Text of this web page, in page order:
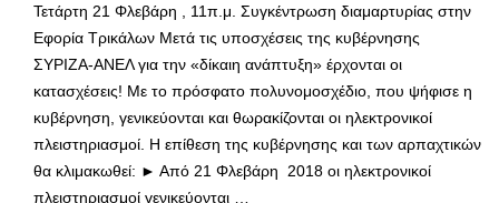
Τετάρτη 21 Φλεβάρη , 11π.μ. Συγκέντρωση διαμαρτυρίας στην
Εφορία Τρικάλων Μετά τις υποσχέσεις της κυβέρνησης
ΣΥΡΙΖΑ-ΑΝΕΛ για την «δίκαιη ανάπτυξη» έρχονται οι
κατασχέσεις! Με το πρόσφατο πολυνομοσχέδιο, που ψήφισε η
κυβέρνηση, γενικεύονται και θωρακίζονται οι ηλεκτρονικοί
πλειστηριασμοί. Η επίθεση της κυβέρνησης και των αρπαχτικών
θα κλιμακωθεί: ► Από 21 Φλεβάρη 2018 οι ηλεκτρονικοί
πλειστηριασμοί γενικεύονται …